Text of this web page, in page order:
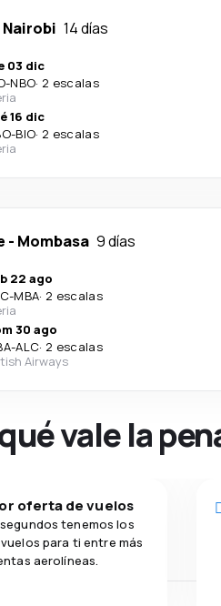
Nairobi 14 días
03 dic
-NBO· 2 escalas
16 dic
-BIO· 2 escalas
- Mombasa 9 días
22 ago
-MBA· 2 escalas
30 ago
-ALC· 2 escalas
Airways
vale la
oferta de vuelos
tenemos los
para ti entre más
aerolíneas.